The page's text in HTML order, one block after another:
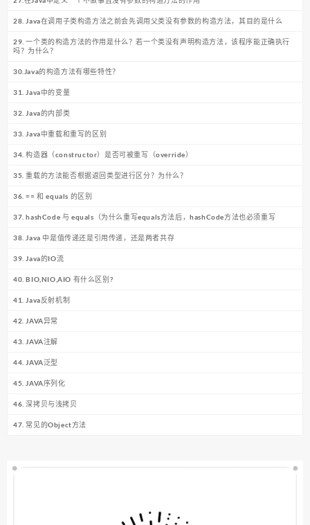
28. Java在调用子类构造方法之前会先调用父类没有参数的构造方法，其目的是什么
29. 一个类的构造方法的作用是什么？若一个类没有声明构造方法，该程序能正确执行
吗？为什么？
30.Java的构造方法有哪些特性？
31. Java中的变量
32. Java的内部类
33. Java中重载和重写的区别
34. 构造器（constructor）是否可被重写（override）
35. 重载的方法能否根据返回类型进行区分？为什么？
36. == 和 equals 的区别
37. hashCode 与 equals（为什么重写equals方法后，hashCode方法也必须重写
38. Java 中是值传递还是引用传递，还是两者共存
39. Java的IO流
40. BIO,NIO,AIO 有什么区别?
41. Java反射机制
42. JAVA异常
43. JAVA注解
44. JAVA泛型
45. JAVA序列化
46. 深拷贝与浅拷贝
47. 常见的Object方法